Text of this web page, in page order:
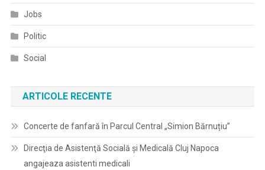
Jobs
Politic
Social
ARTICOLE RECENTE
Concerte de fanfară în Parcul Central „Simion Bărnuțiu”
Direcţia de Asistenţă Socială şi Medicală Cluj Napoca
angajeaza asistenti medicali